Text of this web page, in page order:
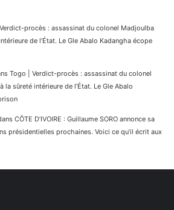
procès : assassinat du colonel Madjoulba
de l’État. Le Gle Abalo Kadangha écope
Togo | Verdict-procès : assassinat du colonel
sûreté intérieure de l’État. Le Gle Abalo
CÔTE D’IVOIRE : Guillaume SORO annonce sa
présidentielles prochaines. Voici ce qu’il écrit aux